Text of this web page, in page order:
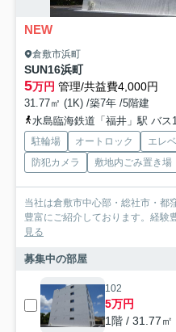
NEW
倉敷市浜町
SUN16浜町
5万円 管理/共益費4,000円
31.77㎡ (1K) /築7年 /5階建
水島臨海鉄道「福井」駅 バス
駐輪場 オートロック エレ
防犯カメラ
敷地内ごみ置き場
当社は倉敷市中心部・総社市・都
豊富にご紹介しております。経験
見る
募集中の部屋
102
5万円
1階 / 31.77㎡